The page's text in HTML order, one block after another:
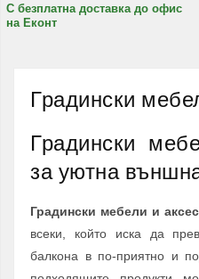
С безплатна доставка до офис
на Еконт
Градински
Градински
за уютна
Градински мебели и
всеки, който иска да
балкона в по-приятно и